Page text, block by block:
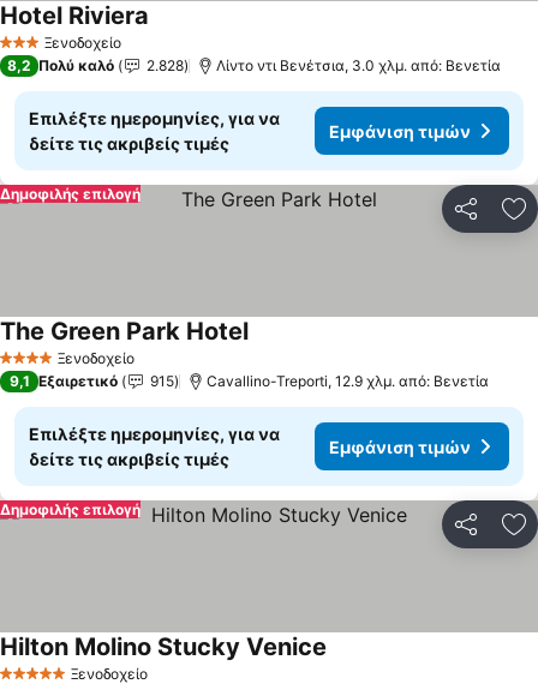
3 ΑστέριαΞενοδοχείο
Hotel Riviera
8,2 Πολύ καλό 2.828 Λίντο ντι Βενέτσια, 3.0 χλμ. από: Βενετία
Επιλέξτε ημερομηνίες, για να
δείτε τις ακριβείς τιμές
Εμφάνιση τιμών
Δημοφιλής επιλογή
4 ΑστέριαΞενοδοχείο
The Green Park Hotel
9,1 Εξαιρετικό 915 Cavallino-Treporti, 12.9 χλμ. από: Βενετία
Επιλέξτε ημερομηνίες, για να
δείτε τις ακριβείς τιμές
Εμφάνιση τιμών
Δημοφιλής επιλογή
Ξενοδοχείο
Hilton Molino Stucky Venice